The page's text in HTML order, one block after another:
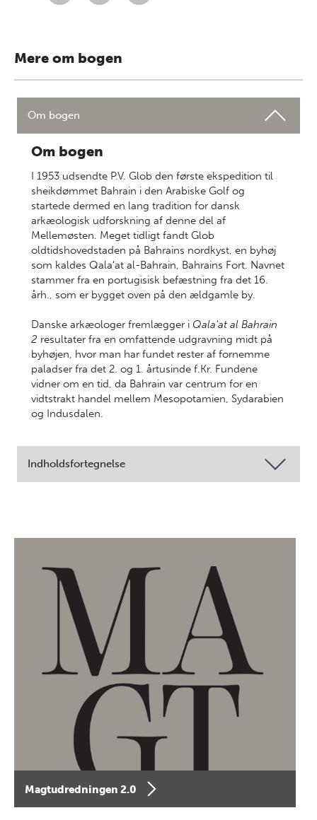
Mere om bogen
Om bogen
Om bogen
I 1953 udsendte P.V. Glob den første ekspedition til
sheikdømmet Bahrain i den Arabiske Golf og
startede dermed en lang tradition for dansk
arkæologisk udforskning af denne del af
Mellemøsten. Meget tidligt fandt Glob
oldtidshovedstaden på Bahrains nordkyst, en byhøj
som kaldes Qala'at al-Bahrain, Bahrains Fort. Navnet
stammer fra en portugisisk befæstning fra det 16.
årh., som er bygget oven på den ældgamle by.
Danske arkæologer fremlægger i Qala'at al Bahrain
2 resultater fra en omfattende udgravning midt på
byhøjen, hvor man har fundet rester af fornemme
paladser fra det 2. og 1. årtusinde f.Kr. Fundene
vidner om en tid, da Bahrain var centrum for en
vidtstrakt handel mellem Mesopotamien, Sydarabien
og Indusdalen.
Indholdsfortegnelse
Magtudredningen 2.0